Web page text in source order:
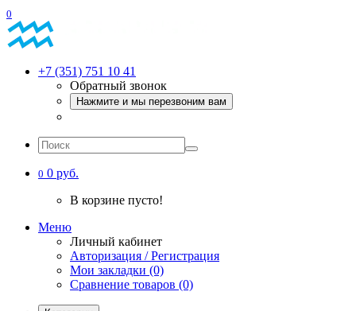
0
+7 (351) 751 10 41
Обратный звонок
Нажмите и мы перезвоним вам
0 0 руб.
В корзине пусто!
Меню
Личный кабинет
Авторизация / Регистрация
Мои закладки (0)
Сравнение товаров (0)